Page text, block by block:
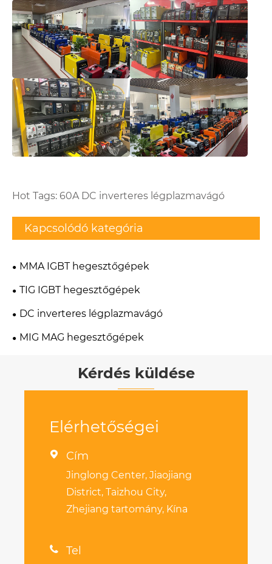
Hot Tags: 60A DC inverteres légplazmavágó
Kapcsolódó kategória
MMA IGBT hegesztőgépek
TIG IGBT hegesztőgépek
DC inverteres légplazmavágó
MIG MAG hegesztőgépek
Kérdés küldése
Elérhetőségei
 Cím
Jinglong Center, Jiaojiang
District, Taizhou City,
Zhejiang tartomány, Kína
 Tel